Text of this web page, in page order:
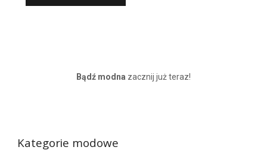
Bądź modna zacznij już teraz!
Kategorie modowe